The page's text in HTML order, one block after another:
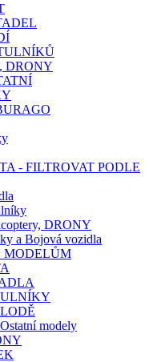
DRONY
- FILTROVAT PODLE
DRONY
a Bojová vozidla
MODELŮM
modely